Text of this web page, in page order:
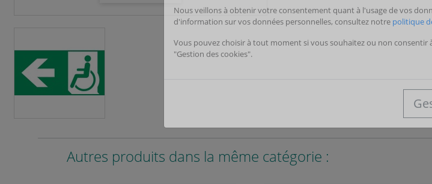
Autres produits dans la même catégorie :
Gestion des cookies
Nous respectons votre vie
Cordia utilise des cookies afin de vous offrir une expérience optimale
Pour ces raisons, nous pouvons partager les données d'utilisation de
Nous veillons à obtenir votre consentement quant à l'usage de vos